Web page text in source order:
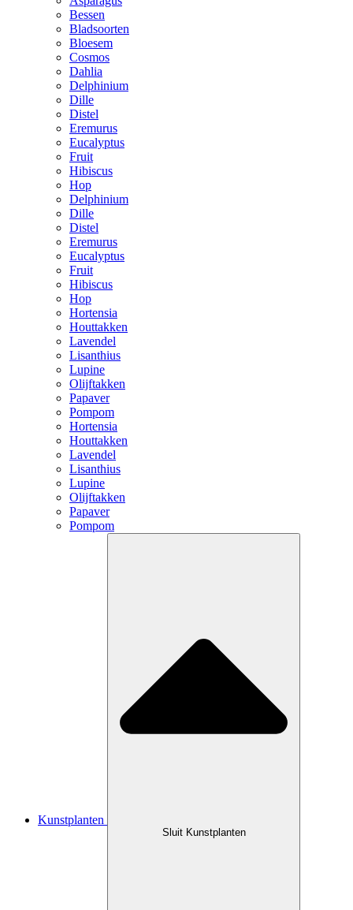
Bessen
Bladsoorten
Bloesem
Cosmos
Dahlia
Delphinium
Dille
Distel
Eremurus
Eucalyptus
Fruit
Hibiscus
Hop
Delphinium
Dille
Distel
Eremurus
Eucalyptus
Fruit
Hibiscus
Hop
Hortensia
Houttakken
Lavendel
Lisanthius
Lupine
Olijftakken
Papaver
Pompom
Hortensia
Houttakken
Lavendel
Lisanthius
Lupine
Olijftakken
Papaver
Pompom
Kunstplanten
Sluit Kunstplanten